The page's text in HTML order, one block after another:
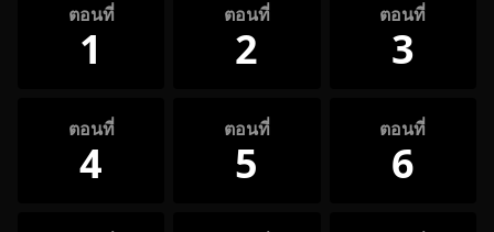
ตอนที่
1
ตอนที่
2
ตอนที่
3
ตอนที่
4
ตอนที่
5
ตอนที่
6